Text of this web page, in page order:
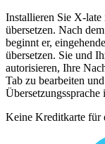
Installieren Sie X-late
übersetzen. Nach
beginnt er,
übersetzen. Sie und
autorisieren, Ihre
Tab zu bearbeiten
Keine Kreditkarte für